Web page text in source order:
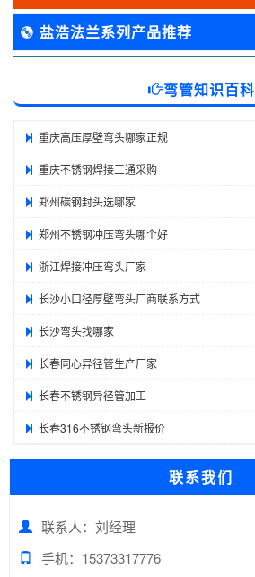
盐浩法兰系列产品推荐
弯管知识百科
重庆高压厚壁弯头哪家正规
重庆不锈钢焊接三通采购
郑州碳钢封头选哪家
郑州不锈钢冲压弯头哪个好
浙江焊接冲压弯头厂家
长沙小口径厚壁弯头厂商联系方式
长沙弯头找哪家
长春同心异径管生产厂家
长春不锈钢异径管加工
长春316不锈钢弯头新报价
联系我们
联系人：刘经理
手机：15373317776